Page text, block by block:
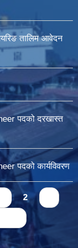
तालिम आवेदन
पदको दरखास्त
पदको कार्यविवरण
2